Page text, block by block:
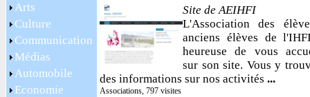
Arts
Culture
Communication
Médias
Automobile
Economie
Site de AEIHFI
L'Association des
anciens élèves de
heureuse de vous
sur son site. Vous y
des informations sur nos activités ...
Associations, 797 visites